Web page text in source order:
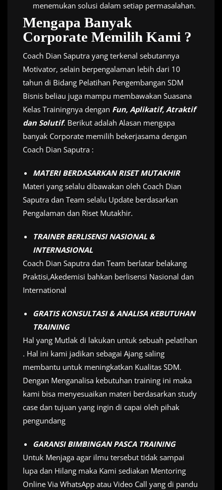
menemukan solusi dalam setiap permasalahan.
Mengapa Banyak
Corporate Memilih Kami ?
Coach Dian Saputra yang terkenal sebutannya
Motivator, selain berpengalaman lebih dari 10
tahun di Bidang Pelatihan Pengembangan SDM
Bisnis beliau juga mampu membawakan Suasana
Kelas Trainingnya dengan Fun, Aplikatif, Atraktif
dan Solutif. Berikut adalah Alasan mengapa
banyak Corporate memilih bekerjasama dengan
Coach Dian Saputra :
MATERI BERDASARKAN RISET MUTAKHIR
Materi yang selalu dibawakan oleh Coach Dian
Saputra dan Team selalu Update berdasarkan
Pengalaman dan Riset Mutakhir.
TRAINER BERLISENSI NASIONAL &
INTERNASIONAL
Coach Dian Saputra dan Team berlatar belakang
Praktisi,Akedemisi bahkan berlisensi Nasional dan
International
GRATIS KONSULTASI & ANALISA KEBUTUHAN
TRAINING
Hal yang Mutlak di lakukan untuk sebuah pelatihan
. Hal ini kami jadikan sebagai Ajang saling
membantu untuk meningkatkan Kualitas SDM.
Dengan Menganalisa kebutuhan training ini maka
kami bisa menyesuaikan materi berdasarkan study
case dan tujuan yang ingin di capai oleh pihak
pengundang
GARANSI BIMBINGAN PASCA TRAINING
Untuk Menjaga agar ilmu tersebut tidak sampai
lupa dan Hilang maka Kami sediakan Mentoring
Online Via WhatsApp atau Video Call yang di pandu